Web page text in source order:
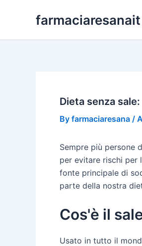
farmaciaresanait
Dieta senza
By farmaciaresana /
Sempre più persone
per evitare rischi per
fonte principale di
parte della nostra
Cos'è il
Usato in tutto il